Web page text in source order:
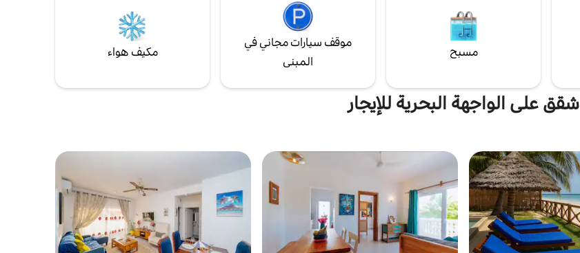
مسبح
موقف سيارات مجاني في
المبنى
مكيف هواء
شقق على الواجهة البحرية للإيجار